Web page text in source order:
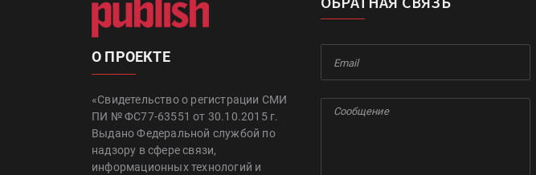
О ПРОЕКТЕ
«Свидетельство о регистрации СМИ
ПИ № ФС77-63551 от 30.10.2015 г.
Выдано Федеральной службой по
надзору в сфере связи,
информационных технологий и